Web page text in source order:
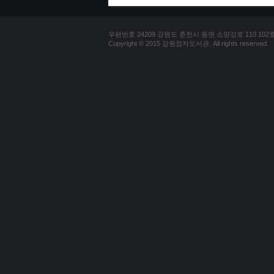
우편번호 24209 강원도 춘천시 동면 소양강로 110 102
Copyright © 2015 강원점자도서관. All rights reserved.